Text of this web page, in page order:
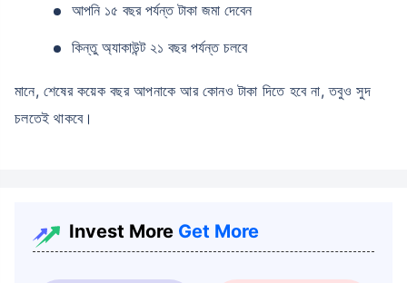
আপনি ১৫ বছর পর্যন্ত টাকা জমা দেবেন
কিন্তু অ্যাকাউন্ট ২১ বছর পর্যন্ত চলবে
মানে, শেষের কয়েক বছর আপনাকে আর কোনও টাকা দিতে হবে না, তবুও সুদ
চলতেই থাকবে।
Invest More Get More